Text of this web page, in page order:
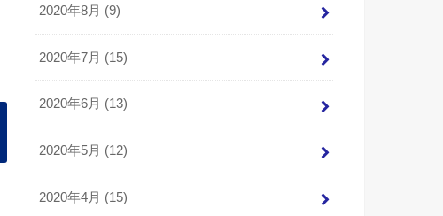
2020年8月 (9)
2020年7月 (15)
2020年6月 (13)
2020年5月 (12)
2020年4月 (15)